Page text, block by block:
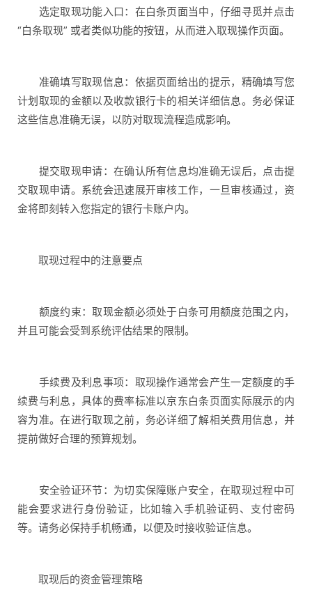
选定取现功能入口：在白条页面当中，仔细寻觅并点击
“白条取现” 或者类似功能的按钮，从而进入取现操作页面。
准确填写取现信息：依据页面给出的提示，精确填写您
计划取现的金额以及收款银行卡的相关详细信息。务必保证
这些信息准确无误，以防对取现流程造成影响。
提交取现申请：在确认所有信息均准确无误后，点击提
交取现申请。系统会迅速展开审核工作，一旦审核通过，资
金将即刻转入您指定的银行卡账户内。
取现过程中的注意要点
额度约束：取现金额必须处于白条可用额度范围之内，
并且可能会受到系统评估结果的限制。
手续费及利息事项：取现操作通常会产生一定额度的手
续费与利息，具体的费率标准以京东白条页面实际展示的内
容为准。在进行取现之前，务必详细了解相关费用信息，并
提前做好合理的预算规划。
安全验证环节：为切实保障账户安全，在取现过程中可
能会要求进行身份验证，比如输入手机验证码、支付密码
等。请务必保持手机畅通，以便及时接收验证信息。
取现后的资金管理策略